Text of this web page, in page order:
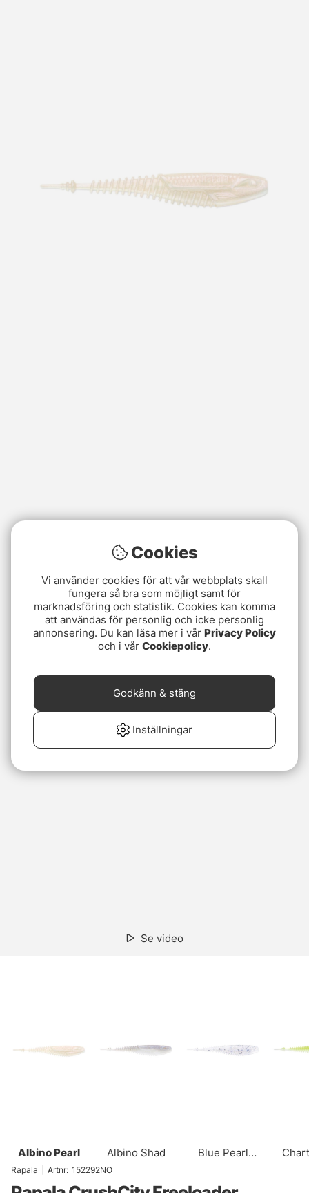
Se video
Albino Pearl Albino Shad
Blue Pearl
Rapala Artnr: 152292NO
Cookies
Vi använder cookies för att vår webbplats skall
fungera så bra som möjligt samt för
marknadsföring och statistik. Cookies kan komma
att användas för personlig och icke personlig
annonsering. Du kan läsa mer i vår Privacy Policy
och i vår Cookiepolicy.
Inställningar
Godkänn & stäng